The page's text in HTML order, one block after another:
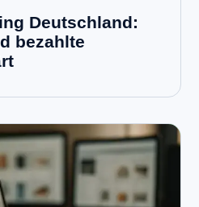
Deutschland:
bezahlte